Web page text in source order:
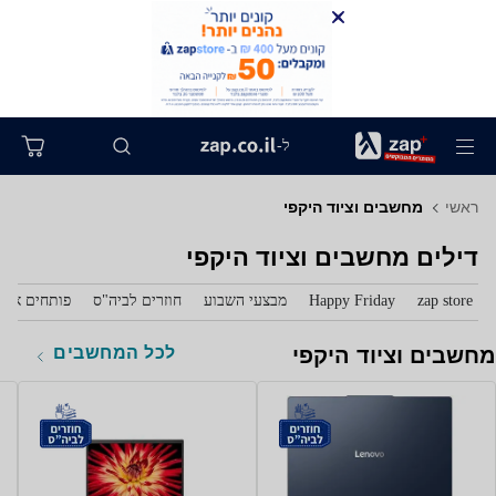
ל-
ראשי מחשבים וציוד היקפי
דילים מחשבים וציוד היקפי
zap store
Happy Friday מבצעי השבוע חוזרים לביה"ס פותחים את
מחשבים וציוד היקפי לכל המחשבים